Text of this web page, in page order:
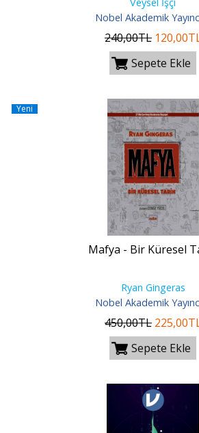
Nobel Akademik
240,00TL 120,00
Sepete Ekle
Yeni
Mafya - Bir Küresel
Ryan Gingeras
Nobel Akademik
450,00TL 225,00
Sepete Ekle